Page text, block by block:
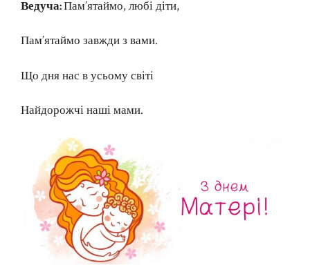
Ведуча:Пам’ятаймо, любі діти,
Пам’ятаймо завжди з вами.
Що дня нас в усьому світі
Найдорожчі наші мами.